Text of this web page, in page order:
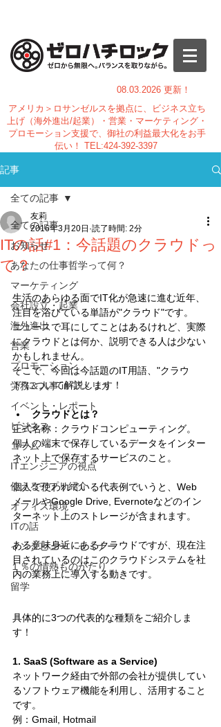
08.03.2026 更新！
アメリカ＞ロサンゼルスを拠点に、ビジネス立ち
上げ（海外進出/起業）・営業・マーケティング・
プロモーション支援で、御社の利益最大化をお手
伝い！ TEL:424-392-3397
記事
全ての記事
お知らせ
あなたの仕事哲学って何？
マーケティング
会社設立・起業
海外進出
営業
プロモーション
労務＆人事 in アメリカ
イベント・レポート
ビジネス
コラム
ITエンジニアの視点
使えるアプリ紹介
オフィス環境
ITの話
インタビュー・セミナー
１％の情熱ものがたり
留学
全ての記事
ITの話#1：今話題のクラウドっ
て？
友莉
2016年3月20日 読了時間: 2分
生活のあらゆる面でIT化が急速に進む近年、
注目を浴びている単語が"クラウド"です。
ニュースで耳にしてことはあるけれど、実際
にクラウドとは何か、説明できる人は少ない
かもしれません。
そこで、今回は今話題のIT用語、"クラウ
ド"について解説します！
クラウドとは？
正式名称：クラウドコンピューティング。
個人の端末で保存しているデータをインター
ネット上で保存するサービスのこと。
個人で使われている代表例でいうと、Web
メールやGoogle Drive, Evernoteなどのイン
ターネット上のストレージが含まれます。
ある意味身近にあるクラウドですが、現在注
目されているのはこのクラウドシステムを社
内の業務上に導入する動きです。
具体的に3つの代表的な種類をご紹介しま
す！
1. SaaS (Software as a Service)
ネットワーク経由で外部の会社が提供してい
るソフトウェア機能を利用し、活用すること
です。
例：Gmail, Hotmail